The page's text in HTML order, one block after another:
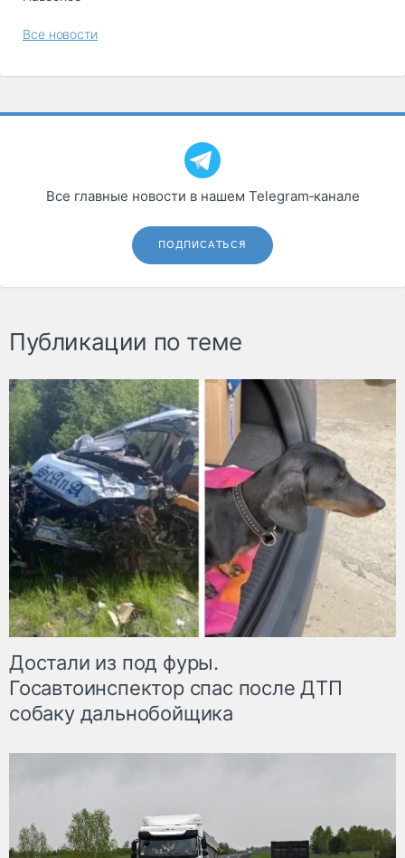
Все новости
Все главные новости в нашем Telegram‑канале
ПОДПИСАТЬСЯ
Публикации по теме
Достали из под фуры.
Госавтоинспектор спас после ДТП
собаку дальнобойщика